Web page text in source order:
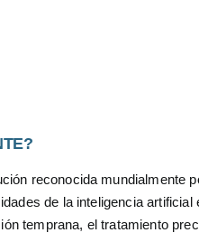
reconocida mundialmente
de la inteligencia artificial
temprana, el tratamiento